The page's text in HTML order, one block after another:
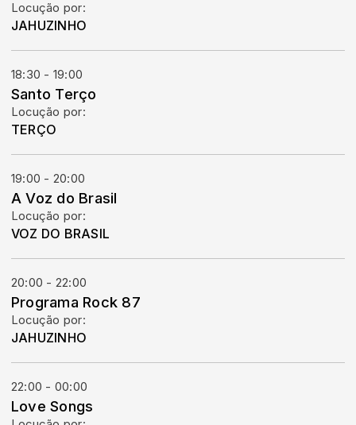
Locução por:
JAHUZINHO
18:30 - 19:00
Santo Terço
Locução por:
TERÇO
19:00 - 20:00
A Voz do Brasil
Locução por:
VOZ DO BRASIL
20:00 - 22:00
Programa Rock 87
Locução por:
JAHUZINHO
22:00 - 00:00
Love Songs